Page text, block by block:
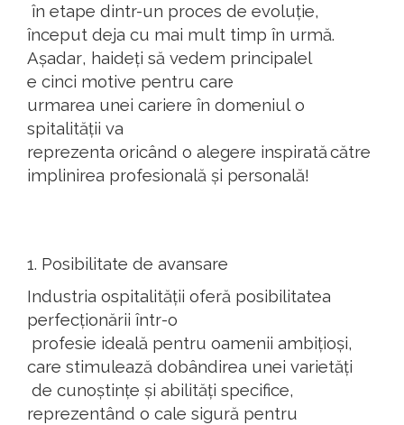
în etape dintr-un proces de evoluție,
început deja cu mai mult timp în urmă.
Așadar, haideți să vedem principalel
e cinci motive pentru care
urmarea unei cariere în domeniul o
spitalității va
reprezenta oricând o alegere inspiratăcătre
implinirea profesională și personală!
1. Posibilitate de avansare
Industria ospitalității oferă posibilitatea
perfecționării într-o
profesie ideală pentru oamenii ambițioși,
care stimulează dobândirea unei varietăți
de cunoștințe și abilități specifice,
reprezentând o cale sigură pentru